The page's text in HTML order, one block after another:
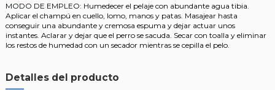
MODO DE EMPLEO: Humedecer el pelaje con abundante agua tibia.
Aplicar el champú en cuello, lomo, manos y patas. Masajear hasta
conseguir una abundante y cremosa espuma y dejar actuar unos
instantes. Aclarar y dejar que el perro se sacuda. Secar con toalla y eliminar
los restos de humedad con un secador mientras se cepilla el pelo.
Detalles del producto